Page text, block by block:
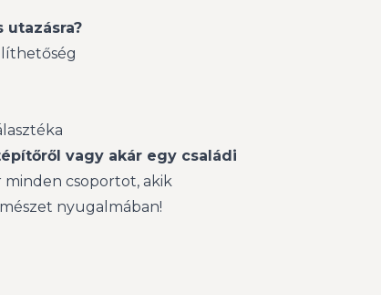
vagy akár egy családi
csoportot, akik
nyugalmában!